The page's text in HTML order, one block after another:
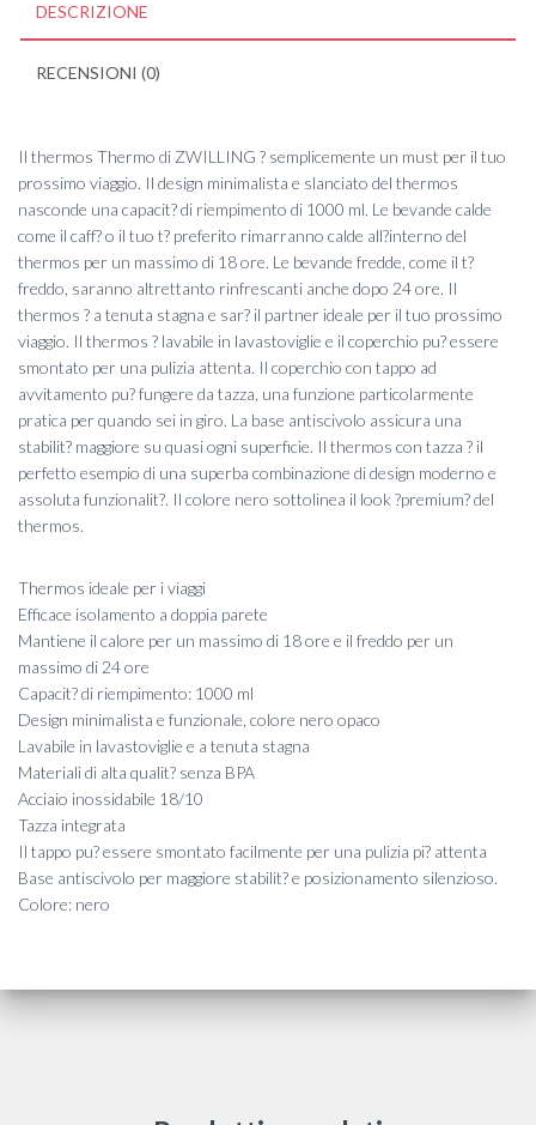
DESCRIZIONE
RECENSIONI (0)
Il thermos Thermo di ZWILLING ? semplicemente un must per il tuo
prossimo viaggio. Il design minimalista e slanciato del thermos
nasconde una capacit? di riempimento di 1000 ml. Le bevande calde
come il caff? o il tuo t? preferito rimarranno calde all?interno del
thermos per un massimo di 18 ore. Le bevande fredde, come il t?
freddo, saranno altrettanto rinfrescanti anche dopo 24 ore. Il
thermos ? a tenuta stagna e sar? il partner ideale per il tuo prossimo
viaggio. Il thermos ? lavabile in lavastoviglie e il coperchio pu? essere
smontato per una pulizia attenta. Il coperchio con tappo ad
avvitamento pu? fungere da tazza, una funzione particolarmente
pratica per quando sei in giro. La base antiscivolo assicura una
stabilit? maggiore su quasi ogni superficie. Il thermos con tazza ? il
perfetto esempio di una superba combinazione di design moderno e
assoluta funzionalit?. Il colore nero sottolinea il look ?premium? del
thermos.
Thermos ideale per i viaggi
Efficace isolamento a doppia parete
Mantiene il calore per un massimo di 18 ore e il freddo per un
massimo di 24 ore
Capacit? di riempimento: 1000 ml
Design minimalista e funzionale, colore nero opaco
Lavabile in lavastoviglie e a tenuta stagna
Materiali di alta qualit? senza BPA
Acciaio inossidabile 18/10
Tazza integrata
Il tappo pu? essere smontato facilmente per una pulizia pi? attenta
Base antiscivolo per maggiore stabilit? e posizionamento silenzioso.
Colore: nero